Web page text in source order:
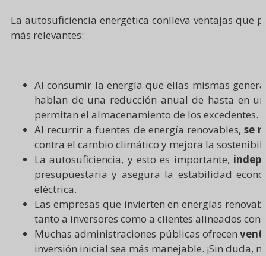
La autosuficiencia energética conlleva ventajas
más relevantes:
Al consumir la energía que ellas mismas
hablan de una reducción anual de hasta en
permitan el almacenamiento de los excedentes.​
Al recurrir a fuentes de energía renovables,se
contra el cambio climático y mejora la
La autosuficiencia, y esto es importante,
presupuestaria y asegura la estabilidad
eléctrica.
Las empresas que invierten en energías
tanto a inversores como a clientes alineados
Muchas administraciones públicas ofrecen
inversión inicial sea más manejable. ¡Sin duda,